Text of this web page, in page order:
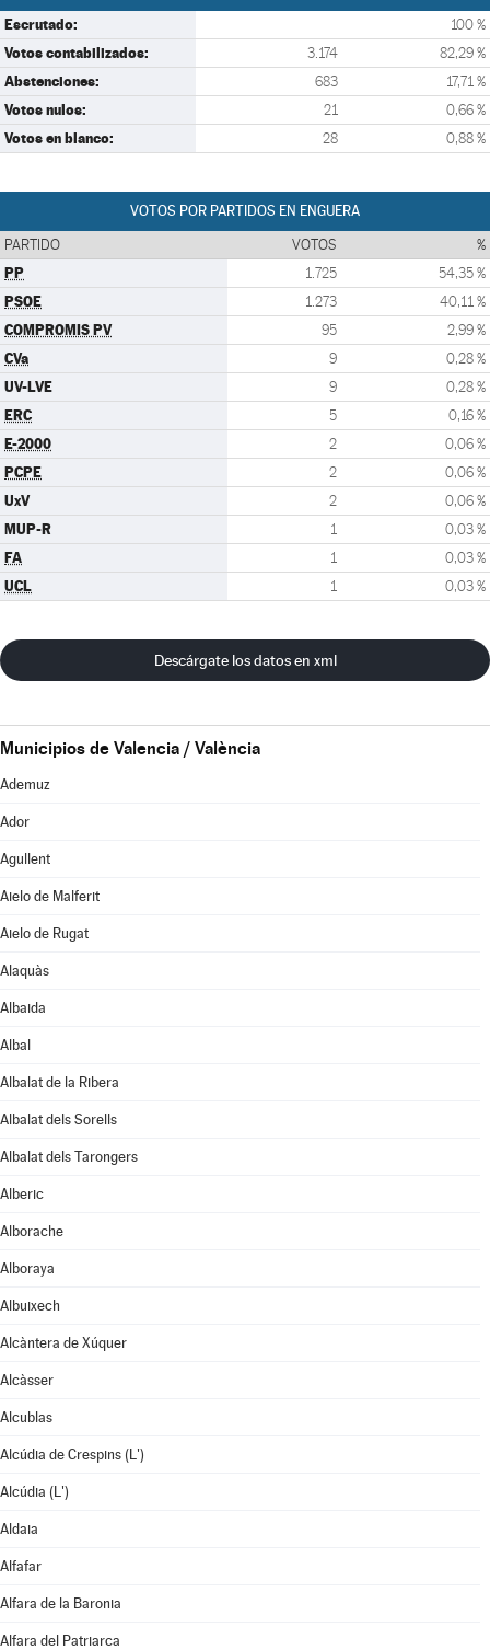
Escrutado: 100 %
Votos contabilizados: 3.174 82,29 %
Abstenciones: 683 17,71 %
Votos nulos: 21 0,66 %
Votos en blanco: 28 0,88 %
VOTOS POR PARTIDOS EN ENGUERA
PARTIDO VOTOS %
PP 1.725 54,35 %
PSOE 1.273 40,11 %
COMPROMIS PV 95 2,99 %
CVa 9 0,28 %
UV-LVE 9 0,28 %
ERC 5 0,16 %
E-2000 2 0,06 %
PCPE 2 0,06 %
UxV 2 0,06 %
MUP-R 1 0,03 %
FA 1 0,03 %
UCL 1 0,03 %
Descárgate los datos en xml
Municipios de Valencia / València
Ademuz
Ador
Agullent
Aielo de Malferit
Aielo de Rugat
Alaquàs
Albaida
Albal
Albalat de la Ribera
Albalat dels Sorells
Albalat dels Tarongers
Alberic
Alborache
Alboraya
Albuixech
Alcàntera de Xúquer
Alcàsser
Alcublas
Alcúdia de Crespins (L')
Alcúdia (L')
Aldaia
Alfafar
Alfara de la Baronia
Alfara del Patriarca